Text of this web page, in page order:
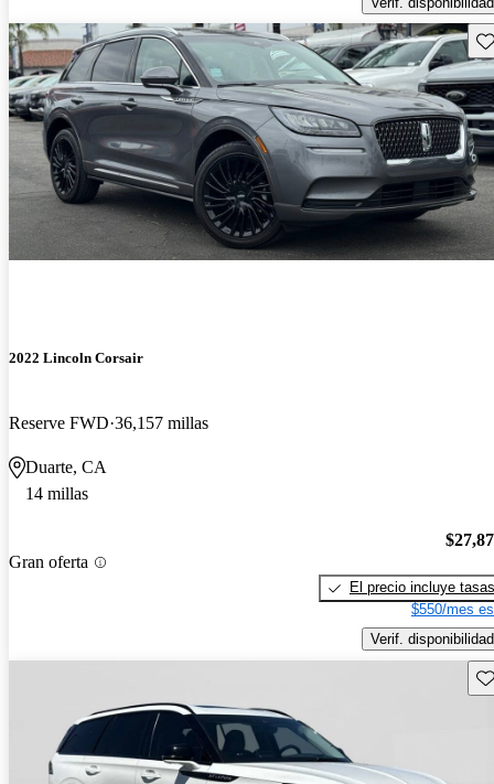
2022 Lincoln Corsair
Reserve FWD 36,157 millas
Duarte, CA
14 millas
Gran oferta
El precio incluye tasas
$550/mes
Verif. disponibilidad